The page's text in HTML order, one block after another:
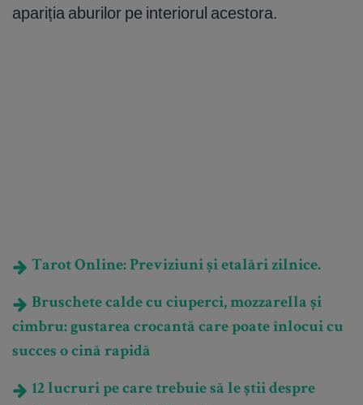
apariția aburilor pe interiorul acestora.
Tarot Online: Previziuni și etalări zilnice.
Bruschete calde cu ciuperci, mozzarella și
cimbru: gustarea crocantă care poate înlocui cu
succes o cină rapidă
12 lucruri pe care trebuie să le știi despre